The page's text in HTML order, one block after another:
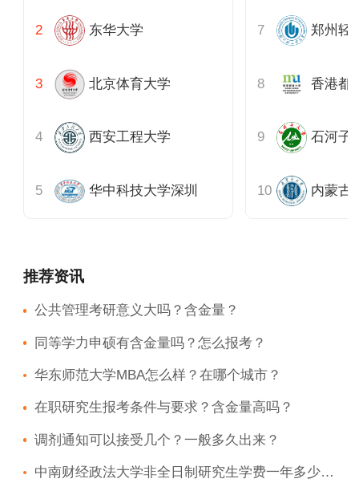
东华大学
北京体育大学
西安工程大学
华中科技大学深圳
郑州轻
香港都
石河子
内蒙古
推荐资讯
公共管理考研意义大吗？含金量？
同等学力申硕有含金量吗？怎么报考？
华东师范大学MBA怎么样？在哪个城市？
在职研究生报考条件与要求？含金量高吗？
调剂通知可以接受几个？一般多久出来？
中南财经政法大学非全日制研究生学费一年多少钱？如何缴纳？